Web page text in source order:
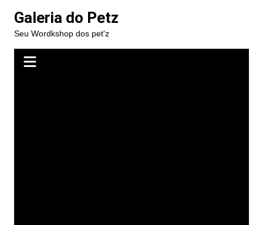
para
conteúdo
Galeria do Petz
Seu Wordkshop dos pet'z